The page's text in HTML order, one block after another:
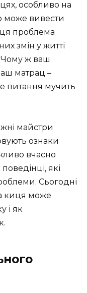
особливо на
може вивести
ця проблема
змін у житті
Чому ж ваш
матрац –
питання мучить
майстри
ознаки
вчасно
які
Сьогодні
киця може
і як